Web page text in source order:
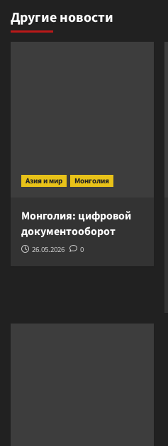
Другие новости
Азия и мир Монголия
Монголия: цифровой
документооборот
26.05.2026 0